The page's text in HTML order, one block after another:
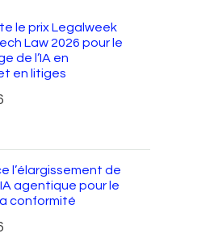
le prix Legalweek
Law 2026 pour le
de l’IA en
en litiges
l’élargissement de
agentique pour le
conformité